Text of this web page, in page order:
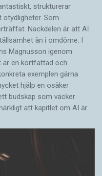
strukturerar
Som
Nack­delen är att AI
än i omdöme. I
Magnusson igenom
är en kortfattad och
exemplen gärna
hjälp en osäker
budskap som väcker
att kapitlet om AI är…